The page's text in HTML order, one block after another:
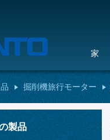
家
掘削機旅行モーター
製品